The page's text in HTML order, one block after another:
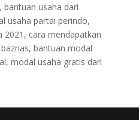
usaha dari
usaha partai perindo,
2021, cara mendapatkan
bantuan modal
modal usaha gratis dari